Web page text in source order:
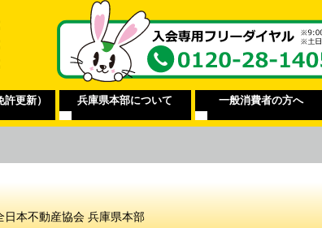
更新） 兵庫県本部について 一般消費者の方へ
日本不動産協会 兵庫県本部